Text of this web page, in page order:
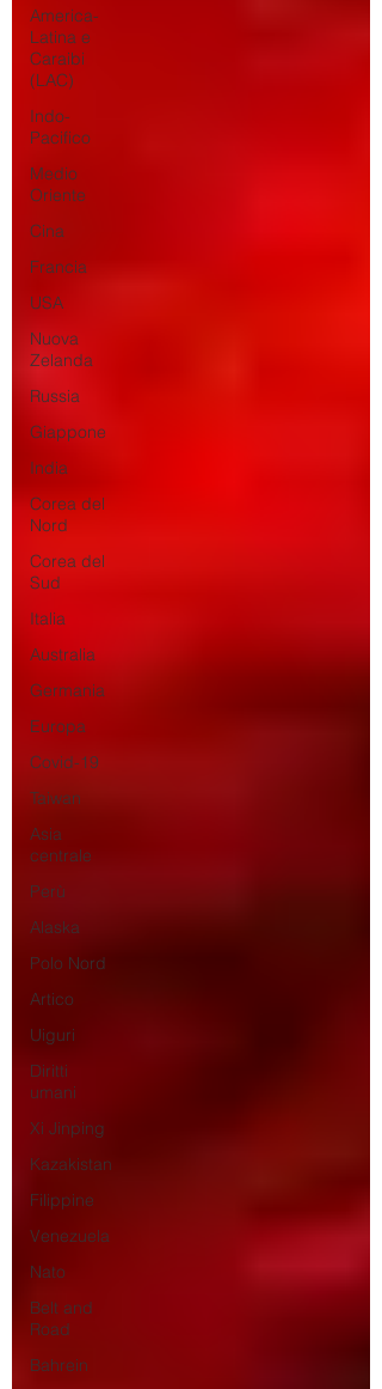
America-
Latina e
Caraibi
(LAC)
Indo-
Pacifico
Medio
Oriente
Cina
Francia
USA
Nuova
Zelanda
Russia
Giappone
India
Corea del
Nord
Corea del
Sud
Italia
Australia
Germania
Europa
Covid-19
Taiwan
Asia
centrale
Perù
Alaska
Polo Nord
Artico
Uiguri
Diritti
umani
Xi Jinping
Kazakistan
Filippine
Venezuela
Nato
Belt and
Road
Bahrein